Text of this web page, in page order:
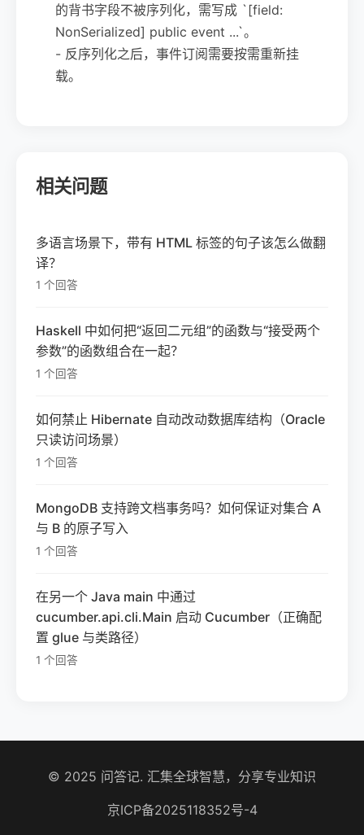
的背书字段不被序列化，需写成 `[field:
NonSerialized] public event ...`。
- 反序列化之后，事件订阅需要按需重新挂
载。
相关问题
多语言场景下，带有 HTML 标签的句子该怎么做翻
译？
1 个回答
Haskell 中如何把“返回二元组”的函数与“接受两个
参数”的函数组合在一起？
1 个回答
如何禁止 Hibernate 自动改动数据库结构（Oracle
只读访问场景）
1 个回答
MongoDB 支持跨文档事务吗？如何保证对集合 A
与 B 的原子写入
1 个回答
在另一个 Java main 中通过
cucumber.api.cli.Main 启动 Cucumber（正确配
置 glue 与类路径）
1 个回答
© 2025 问答记. 汇集全球智慧，分享专业知识
京ICP备2025118352号-4